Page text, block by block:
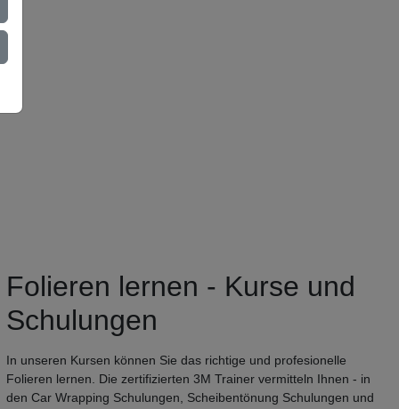
Folieren lernen - Kurse und
Schulungen
In unseren Kursen können Sie das richtige und profesionelle
Folieren lernen. Die zertifizierten 3M Trainer vermitteln Ihnen - in
den Car Wrapping Schulungen, Scheibentönung Schulungen und